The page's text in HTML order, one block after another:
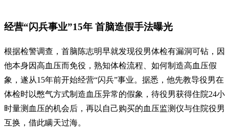
经营“闪兵事业”15年 首脑造假手法曝光
根据检警调查，首脑陈志明早就发现役男体检有漏洞可钻，因
他本身因高血压而免役，熟知体检流程、如何制造高血压假
象，遂从15年前开始经营“闪兵”事业。据悉，他先教导役男在
体检时以憋气方式制造血压异常的假象，待役男获得住院24小
时量测血压的机会后，再以自己购买的血压监测仪与住院役男
互换，借此瞒天过海。